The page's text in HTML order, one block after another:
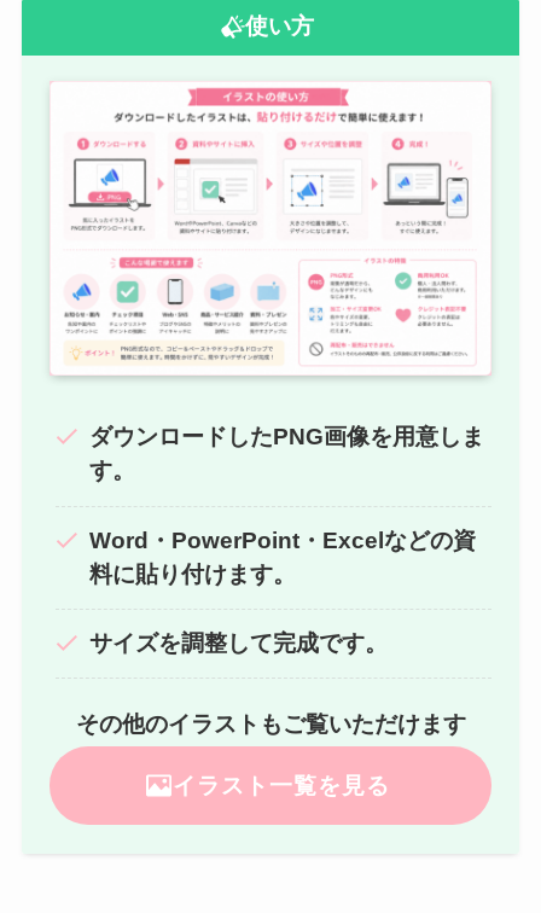
使い方
ダウンロードしたPNG画像を用意しま
す。
Word・PowerPoint・Excelなどの資
料に貼り付けます。
サイズを調整して完成です。
その他のイラストもご覧いただけます
イラスト一覧を見る